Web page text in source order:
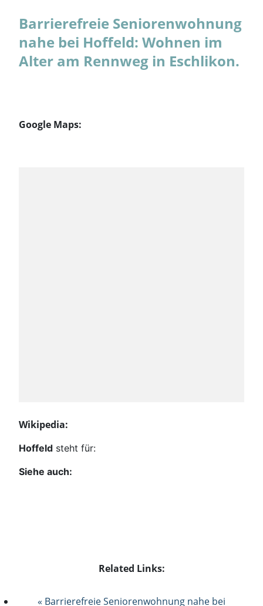
Barrierefreie Seniorenwohnung
nahe bei Hoffeld: Wohnen im
Alter am Rennweg in Eschlikon.
Google Maps:
Wikipedia:
Hoffeld steht für:
Siehe auch:
Related Links:
« Barrierefreie Seniorenwohnung nahe bei